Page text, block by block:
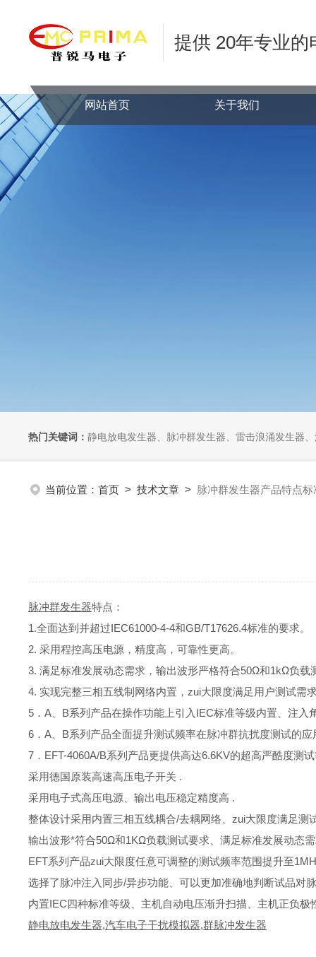
提供 20年专业
网站首页 关于我们
热门关键词： 静电放电发生器、脉冲群发生器、雷击浪涌发生器、汽车干扰模拟器、组
当前位置： 首页 > 技术文章 > 脉冲群发生器产品特点标
脉冲群发生器特点：
1.全面达到并超过IEC61000-4-4和GB/T17626.4标准的要求。
2. 采用程控高压电源，精度高，可靠性更高。
3. 满足标准发展动态需求，输出波形严格符合50Ω和1kΩ负载
4. 实现完整三相五线制网络内置，zui大限度满足用户测试需
5．A、B系列产品在操作功能上引入IEC标准等级内置、注
6．A、B系列产品全面提升测试频率在脉冲群抗扰度测试的
7．EFT-4060A/B系列产品更提供高达6.6KV的超高严酷度测
采用德国原装高速高压电子开关 .
采用电子式高压电源、输出电压稳定精度高 .
整体设计采用内置三相五线耦合/去耦网络、zui大限度满足测
输出波形*符合50Ω和1KΩ负载测试要求、满足标准发展动态
EFT系列产品zui大限度任意可调整的测试频率范围提升至
选择了脉冲注入同步/异步功能、可以更加准确地判断试品对
内置IEC四种标准等级、主机自动电压渐升扫描、主机正负
静电放电发生器,汽车电子干扰模拟器,群脉冲发生器